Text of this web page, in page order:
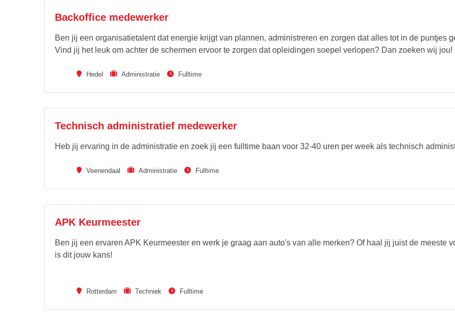
Backoffice medewerker
Ben jij een organisatietalent dat energie krijgt van plannen, administreren en zorgen dat alles tot in de puntjes
Vind jij het leuk om achter de schermen ervoor te zorgen dat opleidingen soepel verlopen? Dan zoeken wij jou!
Hedel Administratie Fulltime
Technisch administratief medewerker
Heb jij ervaring in de administratie en zoek jij een fulltime baan voor 32-40 uren per week als technisch
Veenendaal Administratie Fulltime
APK Keurmeester
Ben jij een ervaren APK Keurmeester en werk je graag aan auto's van alle merken? Of haal jij juist de meeste
is dit jouw kans!
Rotterdam Techniek Fulltime